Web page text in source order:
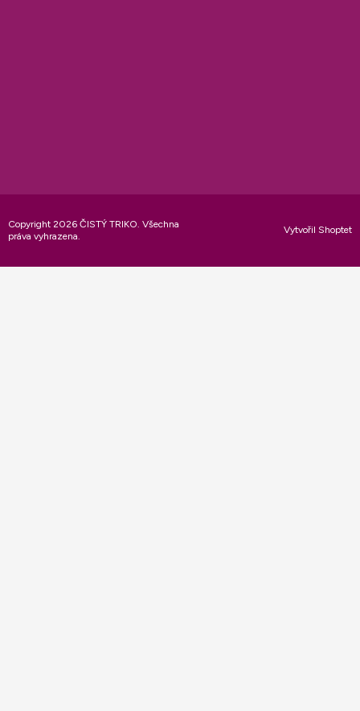
Vytvořil Shoptet
Copyright 2026 ČISTÝ TRIKO. Všechna
práva vyhrazena.